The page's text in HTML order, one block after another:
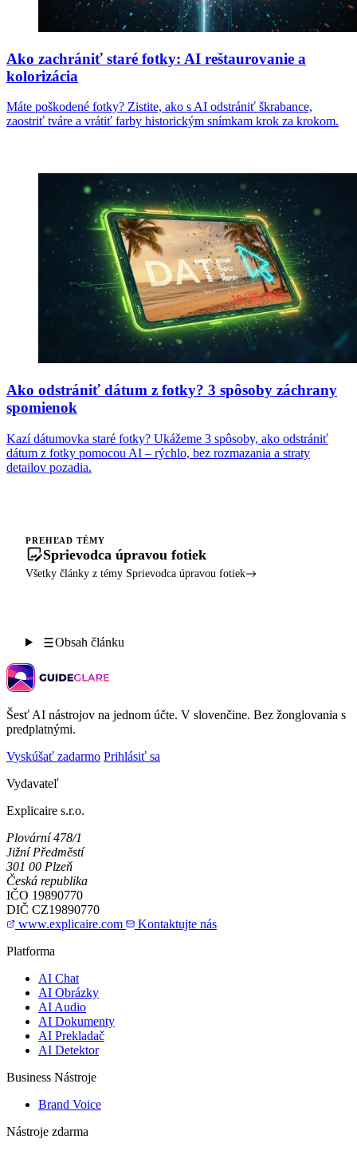
Ako zachrániť staré fotky: AI reštaurovanie a
kolorizácia
Máte poškodené fotky? Zistite, ako s AI odstrániť škrabance,
zaostriť tváre a vrátiť farby historickým snímkam krok za krokom.
Ako odstrániť dátum z fotky? 3 spôsoby záchrany
spomienok
Kazí dátumovka staré fotky? Ukážeme 3 spôsoby, ako odstrániť
dátum z fotky pomocou AI – rýchlo, bez rozmazania a straty
detailov pozadia.
PREHĽAD TÉMY
Sprievodca úpravou fotiek
Všetky články z témy Sprievodca úpravou fotiek
Obsah článku
Šesť AI nástrojov na jednom účte. V slovenčine. Bez žonglovania s
predplatnými.
Vyskúšať zadarmo Prihlásiť sa
Vydavateľ
Explicaire s.r.o.
Plovární 478/1
Jižní Předměstí
301 00 Plzeň
Česká republika
IČO 19890770
DIČ CZ19890770
www.explicaire.com
Kontaktujte nás
Platforma
AI Chat
AI Obrázky
AI Audio
AI Dokumenty
AI Prekladač
AI Detektor
Business Nástroje
Brand Voice
Nástroje zdarma